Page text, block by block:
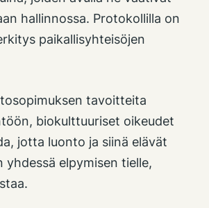
hallinnossa. Protokollilla on
paikallisyhteisöjen
tavoitteita
biokulttuuriset oikeudet
jotta luonto ja siinä elävät
yhdessä elpymisen tielle,